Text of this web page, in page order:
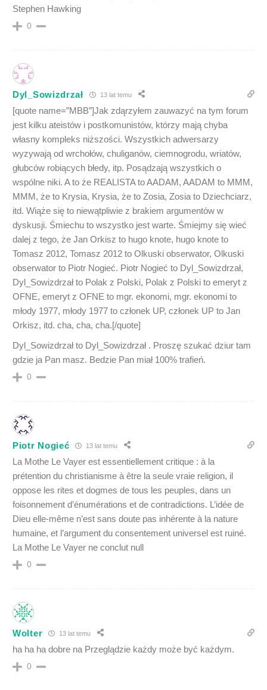
Stephen Hawking
0
Dyl_Sowizdrzał 13 lat temu
[quote name=”MBB”]Jak zdąrzyłem zauwazyć na tym forum
jest kilku ateistów i postkomunistów, którzy mają chyba
własny kompleks niższości. Wszystkich adwersarzy
wyzywają od wrchołów, chuliganów, ciemnogrodu, wriatów,
głubców robiących błedy, itp. Posądzają wszystkich o
wspólne niki. A to że REALISTA to AADAM, AADAM to MMM,
MMM, że to Krysia, Krysia, że to Zosia, Zosia to Dziechciarz,
itd. Wiąże się to niewątpliwie z brakiem argumentów w
dyskusji. Śmiechu to wszystko jest warte. Śmiejmy się wieć
dalej z tego, że Jan Orkisz to hugo knote, hugo knote to
Tomasz 2012, Tomasz 2012 to Olkuski obserwator, Olkuski
obserwator to Piotr Nogieć. Piotr Nogieć to Dyl_Sowizdrzał,
Dyl_Sowizdrzał to Polak z Polski, Polak z Polski to emeryt z
OFNE, emeryt z OFNE to mgr. ekonomi, mgr. ekonomi to
młody 1977, młody 1977 to członek UP, członek UP to Jan
Orkisz, itd. cha, cha, cha.[/quote]
Dyl_Sowizdrzał to Dyl_Sowizdrzał . Proszę szukać dziur tam
gdzie ja Pan masz. Bedzie Pan miał 100% trafień.
0
Piotr Nogieć 13 lat temu
La Mothe Le Vayer est essentiellement critique : à la
prétention du christianisme à être la seule vraie religion, il
oppose les rites et dogmes de tous les peuples, dans un
foisonnement d’énumérations et de contradictions. L’idée de
Dieu elle-même n’est sans doute pas inhérente à la nature
humaine, et l’argument du consentement universel est ruiné.
La Mothe Le Vayer ne conclut null
0
Wolter 13 lat temu
ha ha ha dobre na Przeglądzie każdy może być każdym.
0